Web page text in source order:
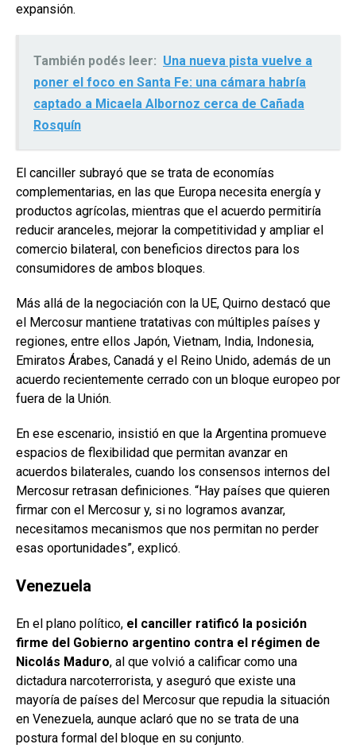
expansión.
También podés leer: Una nueva pista vuelve a
poner el foco en Santa Fe: una cámara habría
captado a Micaela Albornoz cerca de Cañada
Rosquín
El canciller subrayó que se trata de economías
complementarias, en las que Europa necesita energía y
productos agrícolas, mientras que el acuerdo permitiría
reducir aranceles, mejorar la competitividad y ampliar el
comercio bilateral, con beneficios directos para los
consumidores de ambos bloques.
Más allá de la negociación con la UE, Quirno destacó que
el Mercosur mantiene tratativas con múltiples países y
regiones, entre ellos Japón, Vietnam, India, Indonesia,
Emiratos Árabes, Canadá y el Reino Unido, además de un
acuerdo recientemente cerrado con un bloque europeo por
fuera de la Unión.
En ese escenario, insistió en que la Argentina promueve
espacios de flexibilidad que permitan avanzar en
acuerdos bilaterales, cuando los consensos internos del
Mercosur retrasan definiciones. “Hay países que quieren
firmar con el Mercosur y, si no logramos avanzar,
necesitamos mecanismos que nos permitan no perder
esas oportunidades”, explicó.
Venezuela
En el plano político, el canciller ratificó la posición
firme del Gobierno argentino contra el régimen de
Nicolás Maduro, al que volvió a calificar como una
dictadura narcoterrorista, y aseguró que existe una
mayoría de países del Mercosur que repudia la situación
en Venezuela, aunque aclaró que no se trata de una
postura formal del bloque en su conjunto.